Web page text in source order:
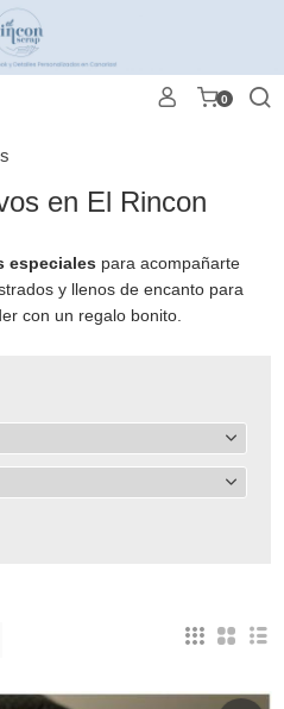
0
en El Rincon
especiales para acompañarte
y llenos de encanto para
con un regalo bonito.